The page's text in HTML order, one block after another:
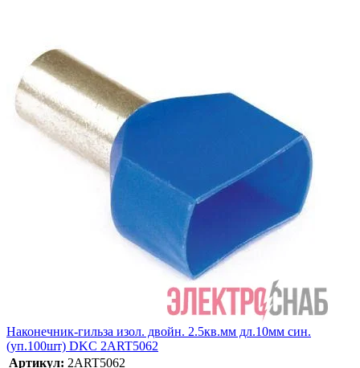
Наконечник-гильза изол. двойн. 2.5кв.мм дл.10мм син.
(уп.100шт) DKC 2ART5062
Артикул: 2ART5062